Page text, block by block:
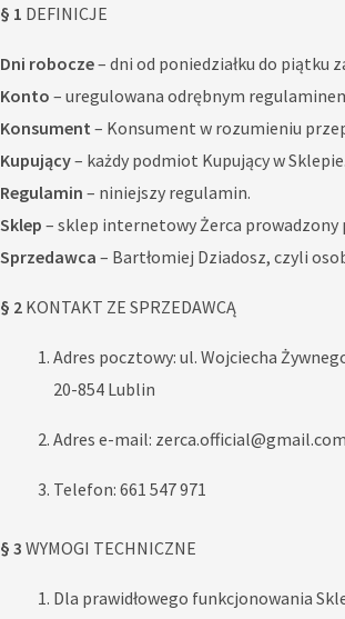
§ 1 DEFINICJE
Dni robocze– dni od poniedziałku do piątku
Konto – uregulowana odrębnym
Konsument – Konsument w rozumieniu
Kupujący– każdy podmiot Kupujący w Sklepie.
Regulamin – niniejszy regulamin.
Sklep – sklep internetowy Żerca prowadzony
Sprzedawca – Bartłomiej Dziadosz, czyli
§ 2 KONTAKT ZE SPRZEDAWCĄ
Adres pocztowy: ul. Wojciecha
20-854 Lublin
Adres e-mail: zerca.official@gmail.com
Telefon: 661 547 971
§ 3 WYMOGI TECHNICZNE
Dla prawidłowego funkcjonowania